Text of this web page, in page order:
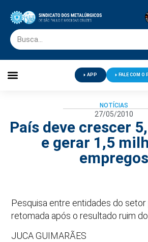
APP FALE COM O
NOTÍCIAS
27/05/2010
País deve crescer
e gerar 1,5
empregos
Pesquisa entre entidades do
retomada após o resultado ruim
JUCA GUIMARÃES